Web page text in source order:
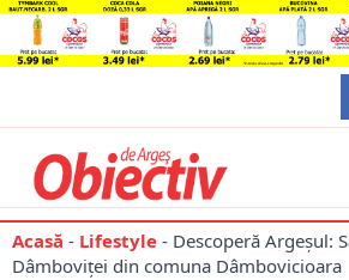
Acasă - Lifestyle - Descoperă Argeșul:
Dâmboviței din comuna Dâmbovicioara